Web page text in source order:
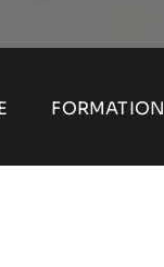
FORMATION